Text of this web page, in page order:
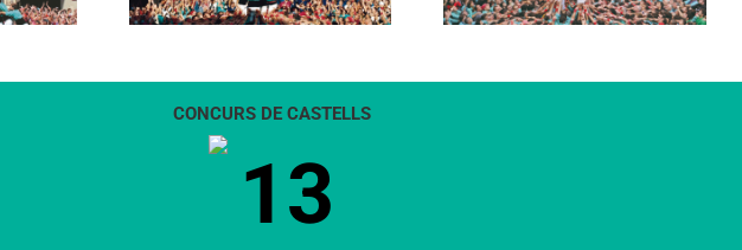
CONCURS DE CASTELLS
13